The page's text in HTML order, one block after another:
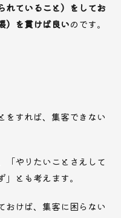
れていること）をしてお
）を貫けば良いのです。
をすれば、集客できない
「やりたいことさえして
とも考えます。
おけば、集客に困らない